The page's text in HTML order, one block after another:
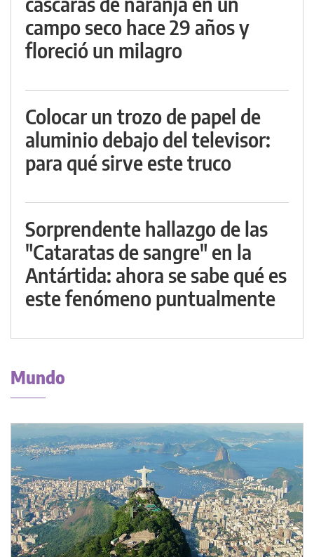
campo seco hace 29 años y
floreció un milagro
Colocar un trozo de papel de
aluminio debajo del televisor:
para qué sirve este truco
Sorprendente hallazgo de las
"Cataratas de sangre" en la
Antártida: ahora se sabe qué es
este fenómeno puntualmente
Mundo